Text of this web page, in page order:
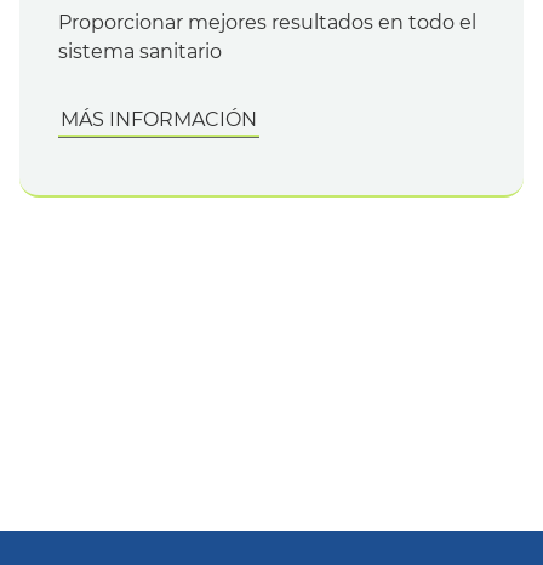
Proporcionar mejores resultados en todo el
sistema sanitario
MÁS INFORMACIÓN